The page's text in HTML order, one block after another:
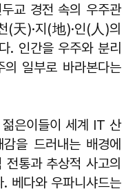
교 경전 속의 우주관
(天)·지(地)·인(人)의
. 인간을 우주와 분리
일부로 바라본다는
은이들이 세계 IT 산
을 드러내는 배경에
통과 추상적 사고의
베다와 우파니샤드는